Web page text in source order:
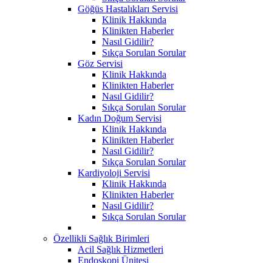
Göğüs Hastalıkları Servisi
Klinik Hakkında
Klinikten Haberler
Nasıl Gidilir?
Sıkça Sorulan Sorular
Göz Servisi
Klinik Hakkında
Klinikten Haberler
Nasıl Gidilir?
Sıkça Sorulan Sorular
Kadın Doğum Servisi
Klinik Hakkında
Klinikten Haberler
Nasıl Gidilir?
Sıkça Sorulan Sorular
Kardiyoloji Servisi
Klinik Hakkında
Klinikten Haberler
Nasıl Gidilir?
Sıkça Sorulan Sorular
Özellikli Sağlık Birimleri
Acil Sağlık Hizmetleri
Endoskopi Ünitesi